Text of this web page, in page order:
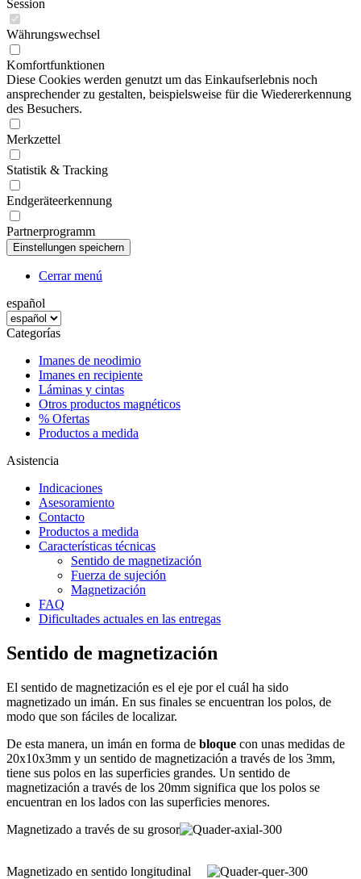
Session
Währungswechsel
Komfortfunktionen
Diese Cookies werden genutzt um das Einkaufserlebnis noch
ansprechender zu gestalten, beispielsweise für die Wiedererkennung
des Besuchers.
Merkzettel
Statistik & Tracking
Endgeräteerkennung
Partnerprogramm
Cerrar menú
español
Categorías
Imanes de neodimio
Imanes en recipiente
Láminas y cintas
Otros productos magnéticos
% Ofertas
Productos a medida
Asistencia
Indicaciones
Asesoramiento
Contacto
Productos a medida
Características técnicas
Sentido de magnetización
Fuerza de sujeción
Magnetización
FAQ
Dificultades actuales en las entregas
Sentido de magnetización
El sentido de magnetización es el eje por el cuál ha sido
magnetizado un imán. En sus finales se encuentran los polos, de
modo que son fáciles de localizar.
De esta manera, un imán en forma de bloque con unas medidas de
20x10x3mm y un sentido de magnetización a través de los 3mm,
tiene sus polos en las superficies grandes. Un sentido de
magnetización a través de los 20mm significa que los polos se
encuentran en los lados con las superficies menores.
Magnetizado a través de su grosor
Magnetizado en sentido longitudinal